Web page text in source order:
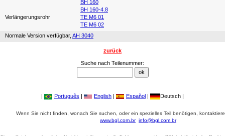
BH 160
BH 160-4.8
Verlängerungsrohr
TE M6 01
TE M6 02
Normale Version verfügbar, AH 3040
zurück
Suche nach Teilenummer:
| Português | English | Español | Deutsch |
Wenn Sie nicht finden, wonach Sie suchen, oder ein spezielles Teil benötigen,
www.bgl.com.br info@bgl.com.br